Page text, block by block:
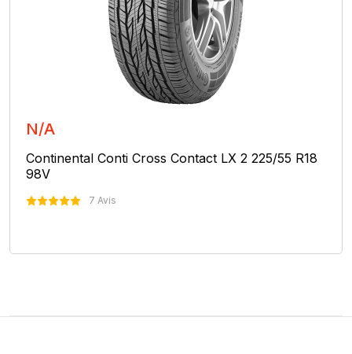
N/A
Continental Conti Cross Contact LX 2 225/55 R18
98V
7 Avis